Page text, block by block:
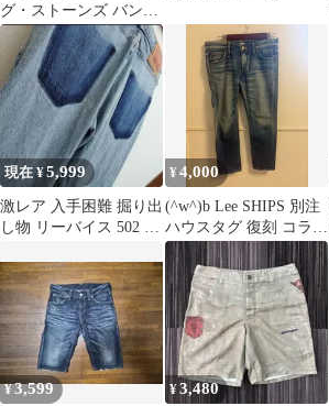
グ・ストーンズ バンド
Tシャツ ビンテージ加
工 リップ＆タン
現在 ¥5,999
激レア 入手困難 掘り出
し物 リーバイス 502 ブ
28
¥4,000
(^w^)b Lee SHIPS 別注
ハウスタグ 復刻 コラボ
デニム パンツ M イン
ディゴ ブルー ユーズド
色落ち ヒゲ 加工 ジー
ンズ ジーパン テーパー
ド ストレート アメカジ
エドウィン 正規品 希少
美品 OM13083MR
¥3,599 ¥3,480